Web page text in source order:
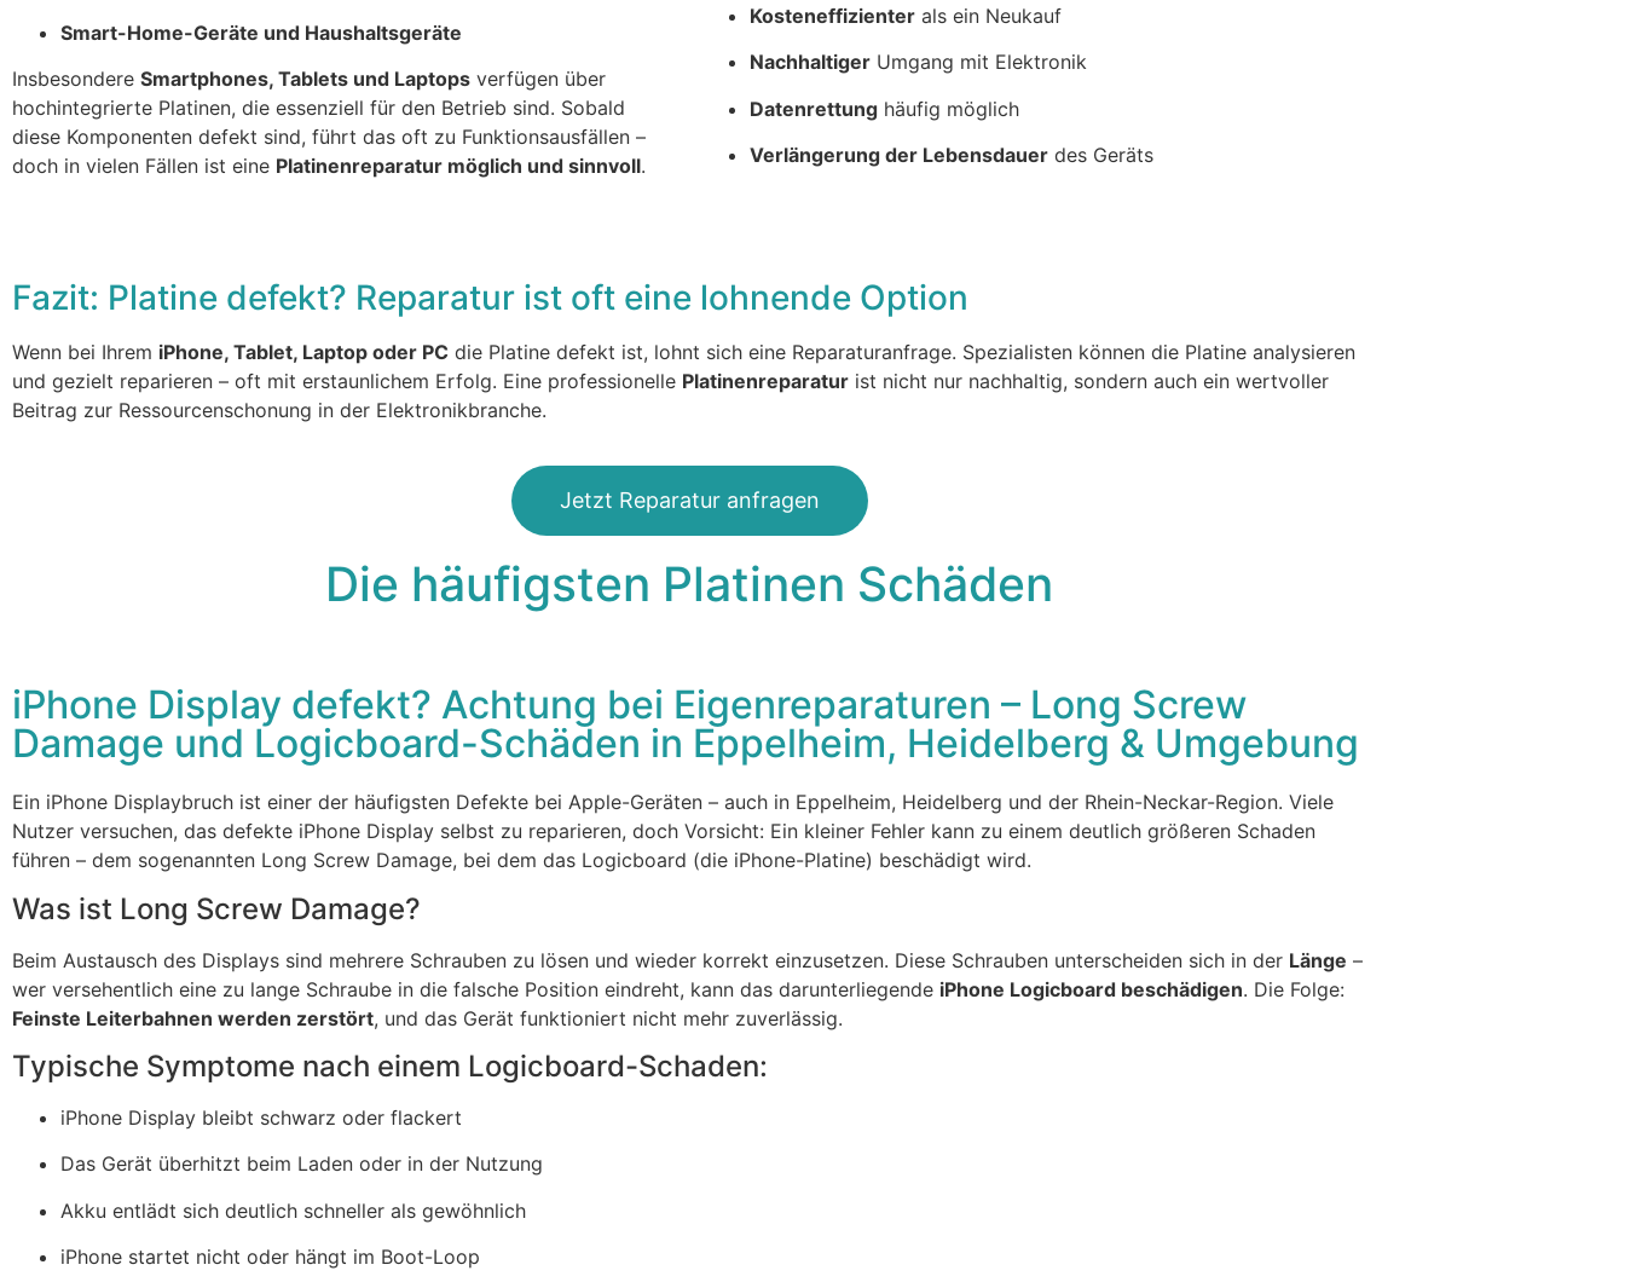
Smart-Home-Geräte und Haushaltsgeräte
Insbesondere Smartphones, Tablets und Laptops verfügen über
hochintegrierte Platinen, die essenziell für den Betrieb sind. Sobald
diese Komponenten defekt sind, führt das oft zu Funktionsausfällen –
doch in vielen Fällen ist eine Platinenreparatur möglich und sinnvoll.
Kosteneffizienter als ein Neukauf
Nachhaltiger Umgang mit Elektronik
Datenrettung häufig möglich
Verlängerung der Lebensdauer des Geräts
Fazit: Platine defekt? Reparatur ist oft eine lohnende Option
Wenn bei Ihrem iPhone, Tablet, Laptop oder PC die Platine defekt ist, lohnt sich eine Reparaturanfrage. Spezialisten können die Platine analysieren
und gezielt reparieren – oft mit erstaunlichem Erfolg. Eine professionelle Platinenreparatur ist nicht nur nachhaltig, sondern auch ein wertvoller
Beitrag zur Ressourcenschonung in der Elektronikbranche.
Jetzt Reparatur anfragen
Die häufigsten Platinen Schäden
iPhone Display defekt? Achtung bei Eigenreparaturen – Long Screw
Damage und Logicboard-Schäden in Eppelheim, Heidelberg & Umgebung
Ein iPhone Displaybruch ist einer der häufigsten Defekte bei Apple-Geräten – auch in Eppelheim, Heidelberg und der Rhein-Neckar-Region. Viele
Nutzer versuchen, das defekte iPhone Display selbst zu reparieren, doch Vorsicht: Ein kleiner Fehler kann zu einem deutlich größeren Schaden
führen – dem sogenannten Long Screw Damage, bei dem das Logicboard (die iPhone-Platine) beschädigt wird.
Was ist Long Screw Damage?
Beim Austausch des Displays sind mehrere Schrauben zu lösen und wieder korrekt einzusetzen. Diese Schrauben unterscheiden sich in der Länge –
wer versehentlich eine zu lange Schraube in die falsche Position eindreht, kann das darunterliegende iPhone Logicboard beschädigen. Die Folge:
Feinste Leiterbahnen werden zerstört, und das Gerät funktioniert nicht mehr zuverlässig.
Typische Symptome nach einem Logicboard-Schaden:
iPhone Display bleibt schwarz oder flackert
Das Gerät überhitzt beim Laden oder in der Nutzung
Akku entlädt sich deutlich schneller als gewöhnlich
iPhone startet nicht oder hängt im Boot-Loop